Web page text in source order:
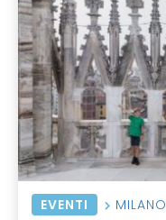
EVENTI MILANO